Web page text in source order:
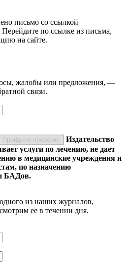
письмо со ссылкой
по ссылке из письма,
на сайте.
жалобы или предложения, —
связи.
Пройдите проверку
Издательство
услуги по лечению, не дает
в медицинские учреждения и
по назначению
БАДов.
из наших журналов,
ее в течении дня.